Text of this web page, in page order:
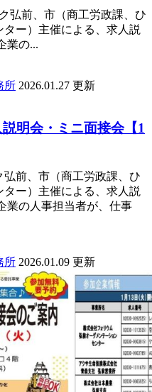
弘前、市（商工労政課、ひ
ー）主催による、求人説
業の...
所 2026.01.27 更新
説明会・ミニ面接会【1
前、市（商工労政課、ひ
ー）主催による、求人説
業の人事担当者が、仕事
所 2026.01.09 更新